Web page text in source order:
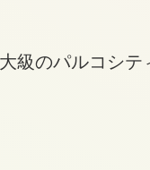
級のパルコシテ